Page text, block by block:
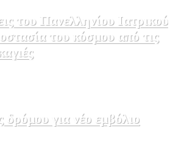
του Πανελληνίου Ιατρικού
του κόσμου από τις
για νέο εμβόλιο